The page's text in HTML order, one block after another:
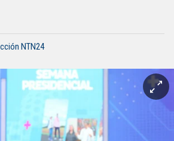
NTN24